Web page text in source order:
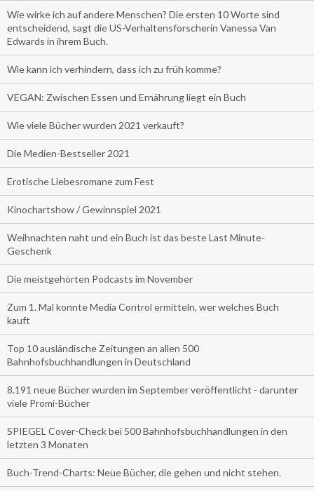
Wie wirke ich auf andere Menschen? Die ersten 10 Worte sind
entscheidend, sagt die US-Verhaltensforscherin Vanessa Van
Edwards in ihrem Buch.
Wie kann ich verhindern, dass ich zu früh komme?
VEGAN: Zwischen Essen und Ernährung liegt ein Buch
Wie viele Bücher wurden 2021 verkauft?
Die Medien-Bestseller 2021
Erotische Liebesromane zum Fest
Kinochartshow / Gewinnspiel 2021
Weihnachten naht und ein Buch ist das beste Last Minute-
Geschenk
Die meistgehörten Podcasts im November
Zum 1. Mal konnte Media Control ermitteln, wer welches Buch
kauft
Top 10 ausländische Zeitungen an allen 500
Bahnhofsbuchhandlungen in Deutschland
8.191 neue Bücher wurden im September veröffentlicht - darunter
viele Promi-Bücher
SPIEGEL Cover-Check bei 500 Bahnhofsbuchhandlungen in den
letzten 3 Monaten
Buch-Trend-Charts: Neue Bücher, die gehen und nicht stehen.